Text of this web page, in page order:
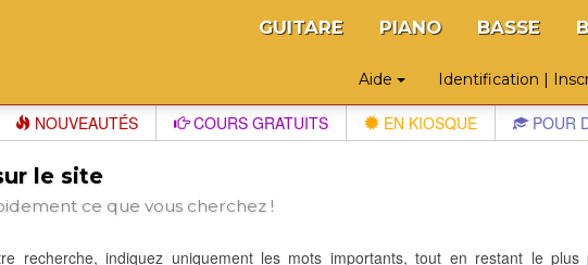
GUITARE PIANO BASSE
Aide Identification |
NOUVEAUTÉS COURS GRATUITS EN KIOSQUE POUR
le site
ce que vous cherchez !
recherche, indiquez uniquement les mots importants, tout en restant le